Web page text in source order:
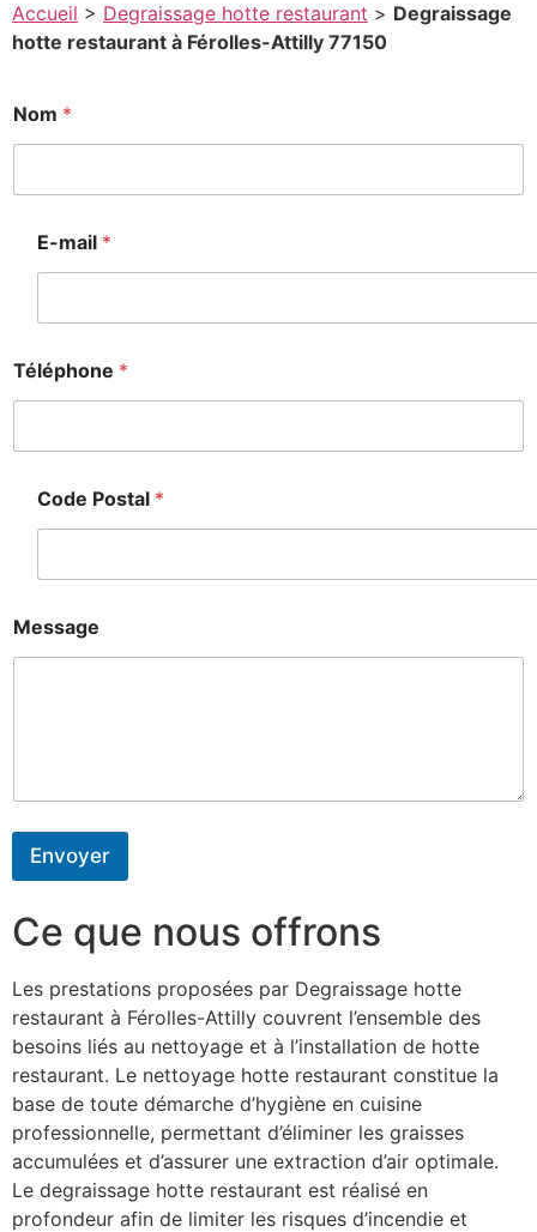
Accueil > Degraissage hotte restaurant > Degraissage
hotte restaurant à Férolles-Attilly 77150
Nom *
E-mail *
Téléphone *
Code Postal *
Message
Envoyer
Ce que nous offrons
Les prestations proposées par Degraissage hotte
restaurant à Férolles-Attilly couvrent l’ensemble des
besoins liés au nettoyage et à l’installation de hotte
restaurant. Le nettoyage hotte restaurant constitue la
base de toute démarche d’hygiène en cuisine
professionnelle, permettant d’éliminer les graisses
accumulées et d’assurer une extraction d’air optimale.
Le degraissage hotte restaurant est réalisé en
profondeur afin de limiter les risques d’incendie et